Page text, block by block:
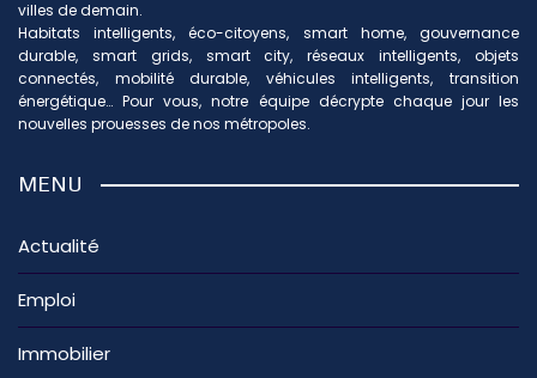
villes de demain.
Habitats intelligents, éco-citoyens, smart home, gouvernance
durable, smart grids, smart city, réseaux intelligents, objets
connectés, mobilité durable, véhicules intelligents, transition
énergétique… Pour vous, notre équipe décrypte chaque jour les
nouvelles prouesses de nos métropoles.
MENU
Actualité
Emploi
Immobilier